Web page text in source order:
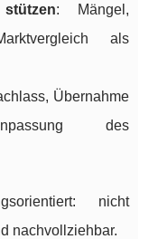
: Mängel,
als
Übernahme
des
nicht
nachvollziehbar.